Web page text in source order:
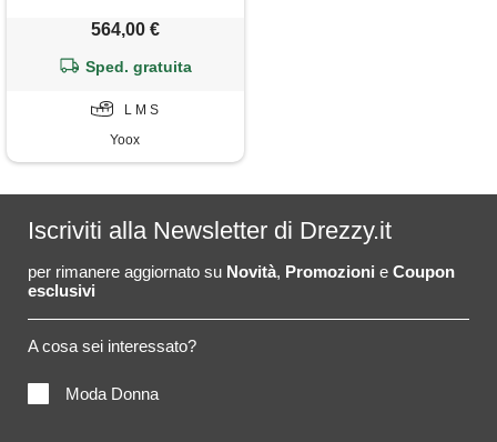
564,00 €
Sped. gratuita
L M S
Yoox
Iscriviti alla Newsletter di Drezzy.it
per rimanere aggiornato su Novità, Promozioni e Coupon
esclusivi
A cosa sei interessato?
Moda Donna